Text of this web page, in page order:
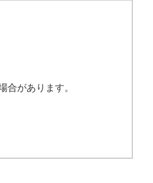
があります。